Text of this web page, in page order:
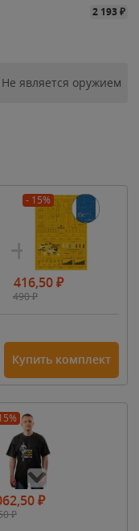
2 193₽
Не является оружием
- 15%
416,50₽
490₽
Купить комплект
₽
₽